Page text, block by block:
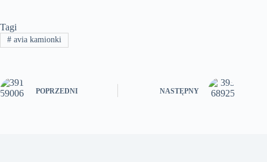
Tagi
#avia kamionki
POPRZEDNI NASTĘPNY